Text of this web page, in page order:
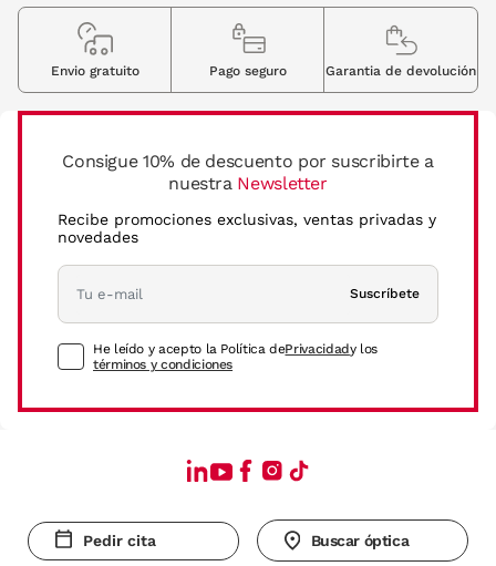
Consigue 10% de descuento por suscribirte a
nuestra Newsletter
Recibe promociones exclusivas, ventas privadas y
novedades
Suscríbete
He leído y acepto la Política dePrivacidady los
términos y condiciones
Envio gratuito Pago seguro Garantia de devolución
Pedir cita Buscar óptica